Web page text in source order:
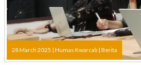
28 March 2025 | Humas Kwarcab | Berita